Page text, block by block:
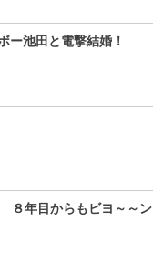
ー池田と電撃結婚！
８年目からもビヨ～～